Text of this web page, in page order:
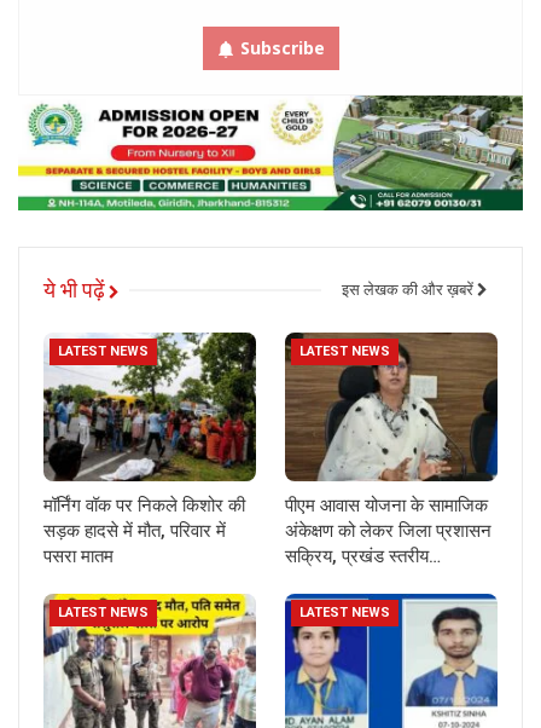
Subscribe
ये भी पढ़ें इस लेखक की और ख़बरें
LATEST NEWS
मॉर्निंग वॉक पर निकले किशोर की
सड़क हादसे में मौत, परिवार में
पसरा मातम
LATEST NEWS
पीएम आवास योजना के सामाजिक
अंकेक्षण को लेकर जिला प्रशासन
सक्रिय, प्रखंड स्तरीय…
LATEST NEWS LATEST NEWS